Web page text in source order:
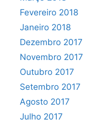
Fevereiro 2018
Janeiro 2018
Dezembro 2017
Novembro 2017
Outubro 2017
Setembro 2017
Agosto 2017
Julho 2017